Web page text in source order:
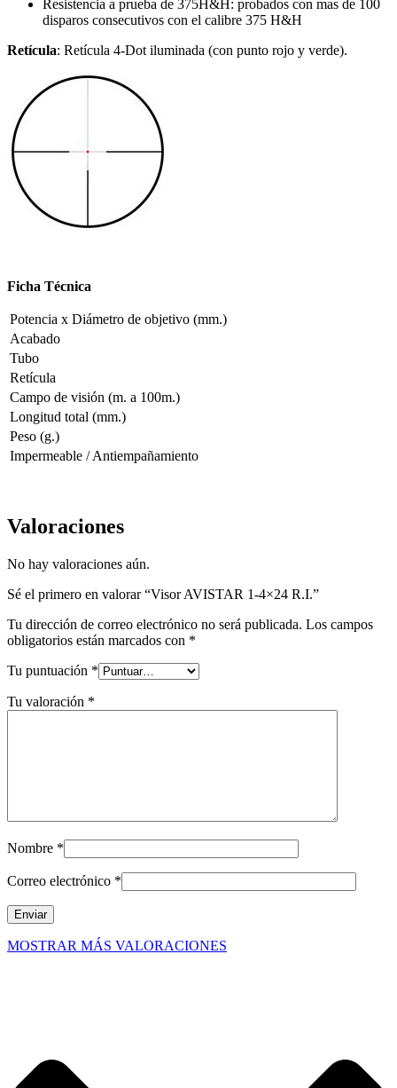
Resistencia a prueba de 375H&H: probados con mas de 100
disparos consecutivos con el calibre 375 H&H
Retícula: Retícula 4-Dot iluminada (con punto rojo y verde).
Ficha Técnica
Potencia x Diámetro de objetivo (mm.)
Acabado
Tubo
Retícula
Campo de visión (m. a 100m.)
Longitud total (mm.)
Peso (g.)
Impermeable / Antiempañamiento
Valoraciones
No hay valoraciones aún.
Sé el primero en valorar “Visor AVISTAR 1-4×24 R.I.”
Tu dirección de correo electrónico no será publicada. Los campos
obligatorios están marcados con *
Tu puntuación *
Tu valoración *
Nombre *
Correo electrónico *
MOSTRAR MÁS VALORACIONES